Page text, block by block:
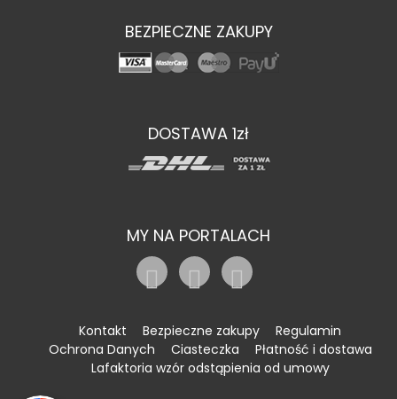
BEZPIECZNE ZAKUPY
DOSTAWA 1zł
MY NA PORTALACH
Kontakt Bezpieczne zakupy
Regulamin
Ochrona Danych
Ciasteczka
Płatność i dostawa
Lafaktoria wzór odstąpienia od umowy